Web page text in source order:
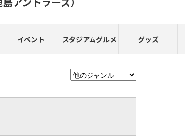
イベント スタジアムグルメ グッズ